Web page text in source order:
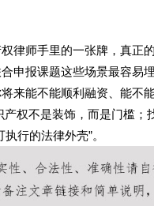
律师手里的一张牌，真正
申报课题这些场景最容
来能不能顺利融资、能
权不是装饰，而是门槛
行的法律外壳”。